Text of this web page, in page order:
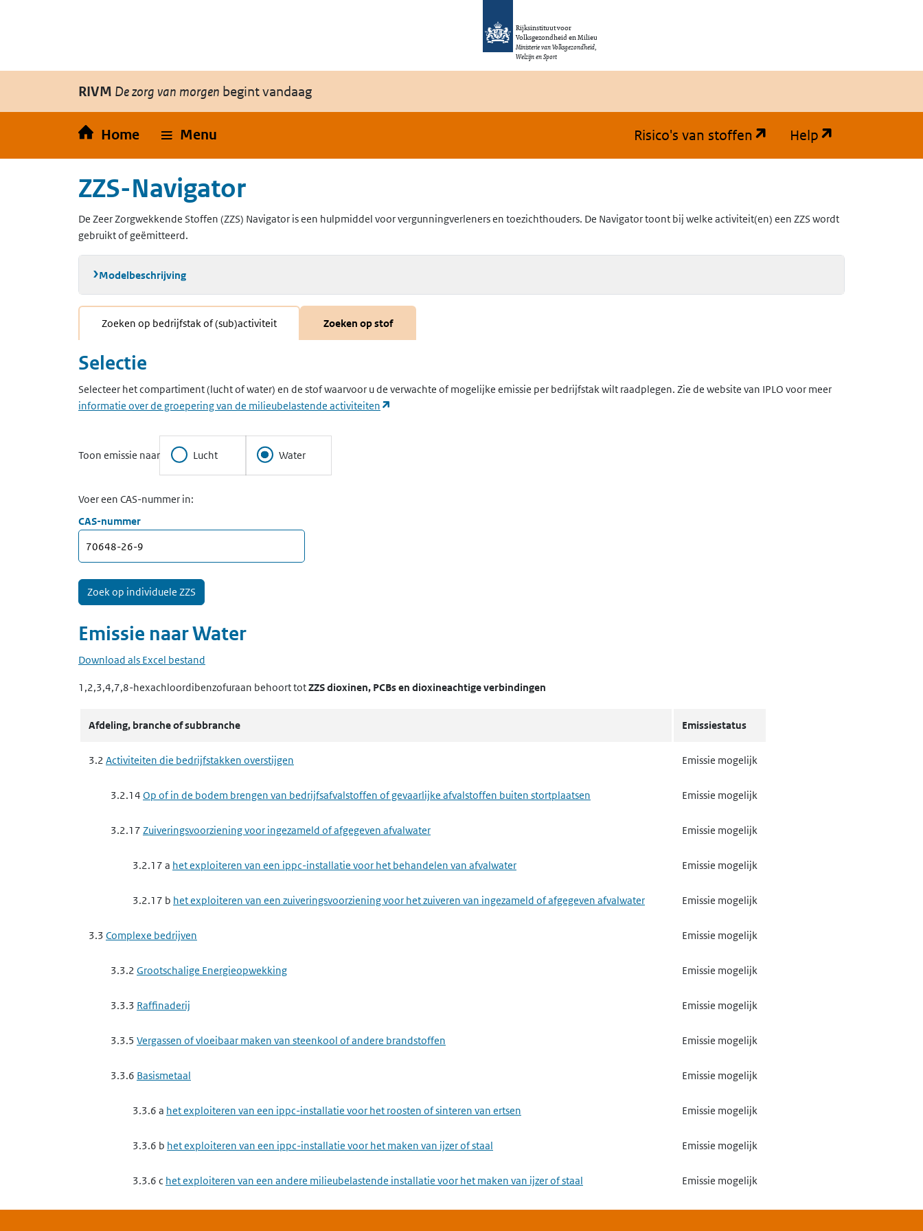
Rijksinstituut voor
Volksgezondheid en Milieu
Ministerie van Volksgezondheid,
Welzijn en Sport
RIVM De zorg van morgen begint vandaag
Home Menu Risico's van stoffen (opent in een nieuw
Help
ZZS-Navigator
De Zeer Zorgwekkende Stoffen (ZZS) Navigator is een hulpmiddel voor vergunningverleners en toezichthouders. De Navigator toont bij welke activiteit(en) een ZZS wordt
gebruikt of geëmitteerd.
Modelbeschrijving
Zoeken op bedrijfstak of (sub)activiteit Zoeken op stof
Selectie
Selecteer het compartiment (lucht of water) en de stof waarvoor u de verwachte of mogelijke emissie per bedrijfstak wilt raadplegen. Zie de website van IPLO voor meer
informatie over de groepering van de milieubelastende activiteiten
Toon emissie naar Lucht Water
Voer een CAS-nummer in:
CAS-nummer
Emissie naarWater
Download als Excel bestand
1,2,3,4,7,8-hexachloordibenzofuraan behoort totZZS dioxinen, PCBs en dioxineachtige verbindingen
Afdeling, branche of subbranche Emissiestatus
3.2 Activiteiten die bedrijfstakken overstijgen Emissie mogelijk
3.2.14 Op of in de bodem brengen van bedrijfsafvalstoffen of gevaarlijke afvalstoffen buiten stortplaatsen Emissie mogelijk
3.2.17 Zuiveringsvoorziening voor ingezameld of afgegeven afvalwater Emissie mogelijk
3.2.17 a het exploiteren van een ippc-installatie voor het behandelen van afvalwater Emissie mogelijk
3.2.17 b het exploiteren van een zuiveringsvoorziening voor het zuiveren van ingezameld of afgegeven afvalwater Emissie mogelijk
3.3 Complexe bedrijven Emissie mogelijk
3.3.2 Grootschalige Energieopwekking Emissie mogelijk
3.3.3 Raffinaderij Emissie mogelijk
3.3.5 Vergassen of vloeibaar maken van steenkool of andere brandstoffen Emissie mogelijk
3.3.6 Basismetaal Emissie mogelijk
3.3.6 a het exploiteren van een ippc-installatie voor het roosten of sinteren van ertsen Emissie mogelijk
3.3.6 b het exploiteren van een ippc-installatie voor het maken van ijzer of staal Emissie mogelijk
3.3.6 c het exploiteren van een andere milieubelastende installatie voor het maken van ijzer of staal Emissie mogelijk